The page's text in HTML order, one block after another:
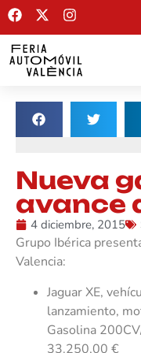
Nueva
avance
4 diciembre, 2015
Grupo Ibérica
Valencia:
Jaguar XE,
lanzamiento,
Gasolina
33.250,00 €